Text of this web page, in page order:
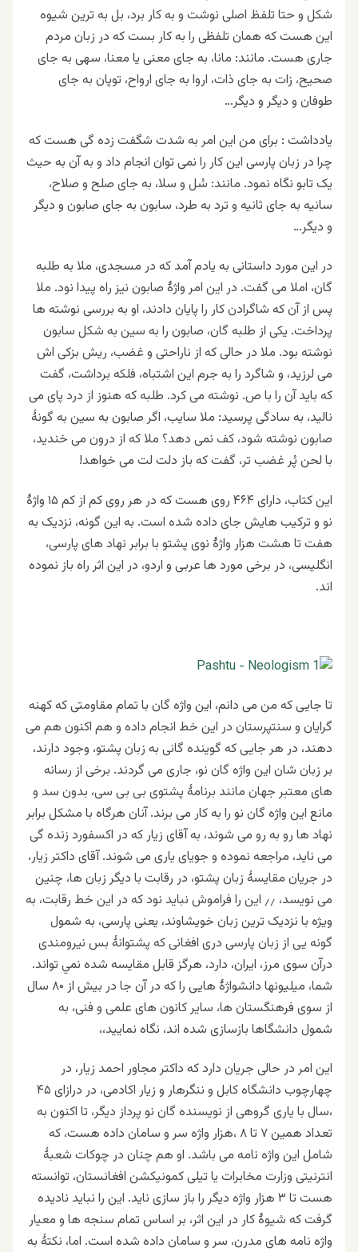
شکل و حتا تلفظ اصلی نوشت و به کار برد، بل به ترین شیوه
این هست که همان تلفظی را به کار بست که در زبان مردم
جاری هست. مانند: مانا، به جای معنی یا معنا، سهی به جای
صحیح، زات به جای ذات، اروا به جای ارواح، توپان به جای
طوفان و دیگر و دیگر…
یادداشت : برای من این امر به شدت شگفت زده گی هست که
چرا در زبان پارسی این کار را نمی توان انجام داد و به آن به حیث
یک تابو نگاه نمود. مانند: سُل و سلا، به جای صلح و صلاح،
سانیه به جای ثانیه و ترد به طرد، سابون به جای صابون و دیگر
و دیگر…
در این مورد داستانی به یادم آمد که در مسجدی، ملا به طلبه
گان، املا می گفت. در این امر واژهٔ صابون نیز راه پیدا نود. ملا
پس از آن که شاگرادن کار را پایان دادند، او به بررسی نوشته ها
پرداخت. یکی از طلبه گان، صابون را به سین به شکل سابون
نوشته بود. ملا در حالی که از ناراحتی و غضب، ریش بزکی اش
می لرزید، و شاگرد را به جرم این اشتباه، فلکه برداشت، گفت
که باید آن را با ص. نوشته می کرد. طلبه که هنوز از درد پای می
نالید، به سادگی پرسید: ملا سایب، اگر صابون به سین به گونهٔ
صابون نوشته شود، کف نمی دهد؟ ملا که از درون می خندید،
با لحن پُر غضب تر، گفت که باز دلت لت می خواهد!
این کتاب، دارای ۴۶۴ روی هست که در هر روی کم از کم ۱۵ واژهٔ
نو و ترکیب هایش جای داده شده است. به این گونه، نزدیک به
هفت تا هشت هزار واژهٔ نوی پشتو با برابر نهاد های پارسی،
انگلیسی، در برخی مورد ها عربی و اردو، در این اثر راه باز نموده
اند.
تا جایی که من می دانم، این واژه گان با تمام مقاومتی که کهنه
گرایان و سنتپرستان در این خط انجام داده و هم اکنون هم می
دهند، در هر جایی که گوینده گانی به زبان پشتو، وجود دارند،
بر زبان شان این واژه گان نو، جاری می گردند. برخی از رسانه
های معتبر جهان مانند برنامهٔ پشتوی بی بی سی، بدون سد و
مانع این واژه گان نو را به کار می برند. آنان هرگاه با مشکل برابر
نهاد ها رو به رو می شوند، به آقای زیار که در اکسفورد زنده گی
می ناید، مراجعه نموده و جویای یاری می شوند. آقای داکتر زیار،
در جریان مقایسهٔ زبان پشتو، در رقابت با ديگر زبان ها، چنین
می نویسد، ٫٫ این را فراموش نباید نود که در این خط رقابت، به
ويژه با نزديک ترين زبان خويشاوند، یعنی پارسی، به شمول
گونه یی از زبان پارسی دری افغانی که پشتوانهٔ بس نيرومندی
درآن سوی مرز، ايران، دارد، هرگز قابل مقايسه شده نمي تواند.
شما، ميليونها دانشواژۀ هایی را که در آن جا در بيش از ۸۰ سال
از سوی فرهنگستان ها، ساير کانون های علمی و فنی، به
شمول دانشگاها بازسازی شده اند، نگاه نمایید،،
این امر در حالی جریان دارد که داکتر مجاور احمد زيار، در
چهارچوب دانشگاه کابل و ننگرهار و زيار اکادمی، در درازای ۴۵
،سال با ياری گروهی از نويسنده گان نو پرداز دیگر، تا اکنون به
تعداد همين ۷ تا ۸ ،هزار واژه سر و سامان داده هست، که
شامل اين واژه نامه می باشد. او هم چنان در چوکات شعبهٔ
انترنیتی وزارت مخابرات یا تيلی کمونيکشن افغانستان، توانسته
هست تا ۳ هزار واژه دیگر را باز سازی ناید. این را نباید نادیده
گرفت که شیوهٔ کار در این اثر، بر اساس تمام سنجه ها و معیار
واژه نامه های مدرن، سر و سامان داده شده است. اما، نکتهٔ به